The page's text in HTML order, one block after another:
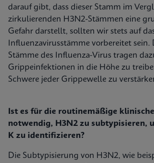
darauf gibt, dass dieser Stamm im
zirkulierenden H3N2-Stämmen eine
Gefahr darstellt, sollten wir stets auf
Influenzavirusstämme vorbereitet sein.
Stämme des Influenza-Virus tragen
Grippeinfektionen in die Höhe zu
Schwere jeder Grippewelle zu
Ist es für die routinemäßige
notwendig, H3N2 zu subtypisieren,
K zu identifizieren?
Die Subtypisierung von H3N2, wie